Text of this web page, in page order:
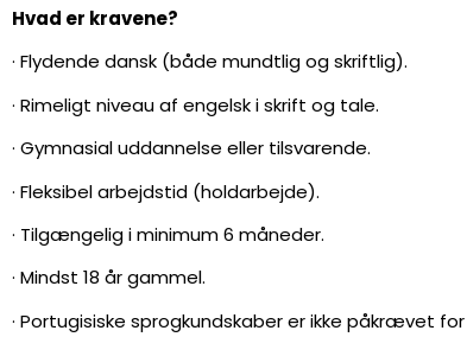
Hvad er kravene?
· Flydende dansk (både mundtlig og skriftlig).
· Rimeligt niveau af engelsk i skrift og tale.
· Gymnasial uddannelse eller tilsvarende.
· Fleksibel arbejdstid (holdarbejde).
· Tilgængelig i minimum 6 måneder.
· Mindst 18 år gammel.
· Portugisiske sprogkundskaber er ikke påkrævet